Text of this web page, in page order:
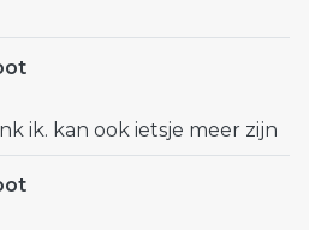
ik. kan ook ietsje meer zijn